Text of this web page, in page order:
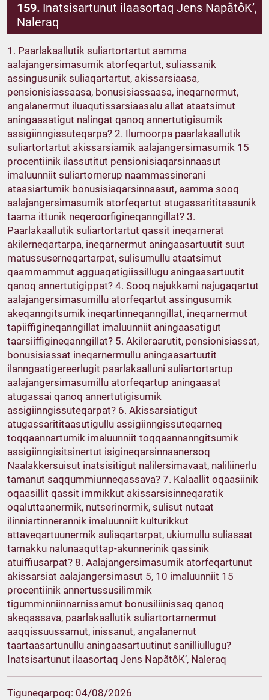
159. Inatsisartunut ilaasortaq Jens NapãtôK’,
Naleraq
1. Paarlakaallutik suliartortartut aamma
aalajangersimasumik atorfeqartut, suliassanik
assingusunik suliaqartartut, akissarsiaasa,
pensionisiassaasa, bonusisiassaasa, ineqarnermut,
angalanermut iluaqutissarsiaasalu allat ataatsimut
aningaasatigut nalingat qanoq annertutigisumik
assigiinngissuteqarpa? 2. Ilumoorpa paarlakaallutik
suliartortartut akissarsiamik aalajangersimasumik 15
procentiinik ilassutitut pensionisiaqarsinnaasut
imaluunniit suliartornerup naammassinerani
ataasiartumik bonusisiaqarsinnaasut, aamma sooq
aalajangersimasumik atorfeqartut atugassarititaasunik
taama ittunik neqeroorfigineqanngillat? 3.
Paarlakaallutik suliartortartut qassit ineqarnerat
akilerneqartarpa, ineqarnermut aningaasartuutit suut
matussuserneqartarpat, sulisumullu ataatsimut
qaammammut agguaqatigiissillugu aningaasartuutit
qanoq annertutigippat? 4. Sooq najukkami najugaqartut
aalajangersimasumillu atorfeqartut assingusumik
akeqanngitsumik ineqartinneqanngillat, ineqarnermut
tapiiffigineqanngillat imaluunniit aningaasatigut
taarsiiffigineqanngillat? 5. Akileraarutit, pensionisiassat,
bonusisiassat ineqarnermullu aningaasartuutit
ilanngaatigereerlugit paarlakaalluni suliartortartup
aalajangersimasumillu atorfeqartup aningaasat
atugassai qanoq annertutigisumik
assigiinngissuteqarpat? 6. Akissarsiatigut
atugassarititaasutigullu assigiinngissuteqarneq
toqqaannartumik imaluunniit toqqaannanngitsumik
assigiinngisitsinertut isigineqarsinnaanersoq
Naalakkersuisut inatsisitigut nalilersimavaat, naliliinerlu
tamanut saqqummiunneqassava? 7. Kalaallit oqaasiinik
oqaasillit qassit immikkut akissarsisinneqaratik
oqaluttaanermik, nutserinermik, sulisut nutaat
ilinniartinnerannik imaluunniit kulturikkut
attaveqartuunermik suliaqartarpat, ukiumullu suliassat
tamakku nalunaaquttap-akunnerinik qassinik
atuiffiusarpat? 8. Aalajangersimasumik atorfeqartunut
akissarsiat aalajangersimasut 5, 10 imaluunniit 15
procentiinik annertussusilimmik
tigumminniinnarnissamut bonusiliinissaq qanoq
akeqassava, paarlakaallutik suliartortarnermut
aaqqissuussamut, inissanut, angalanernut
taartaasartunullu aningaasartuutinut sanilliullugu?
Inatsisartunut ilaasortaq Jens NapãtôK’, Naleraq
Tiguneqarpoq: 04/08/2026